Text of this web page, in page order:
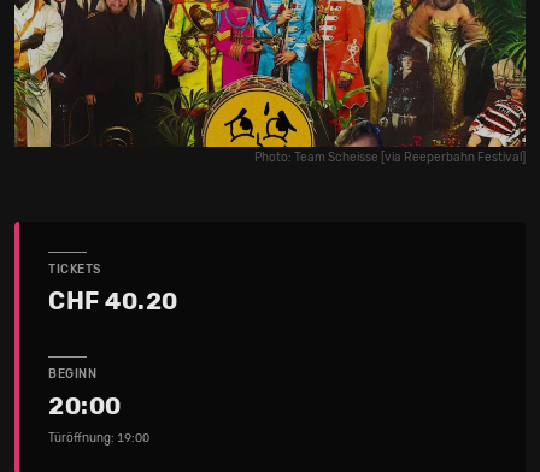
Photo: Team Scheisse [via Reeperbahn Festival]
TICKETS
CHF 40.20
BEGINN
20:00
Türöffnung: 19:00